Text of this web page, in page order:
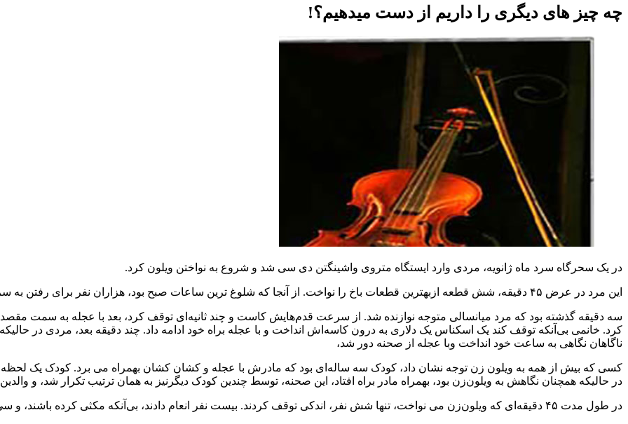
چه چیز های دیگری را داریم از دست میدهیم؟!
در یک سحرگاه سرد ماه ژانویه، مردی وارد ایستگاه متروی واشینگتن دی سی شد و شروع به نواختن ویلون کرد.
این مرد در عرض ۴۵ دقیقه، شش قطعه ازبهترین قطعات باخ را نواخت. از آنجا که شلوغ ترین ساعات صبح بود، هزاران نفر برای رفتن به سر کارهای‌شان به سمت مترو هجوم آورده بودند.
سه دقیقه گذشته بود که مرد میانسالی متوجه نوازنده شد. از سرعت قدم‌هایش کاست و چند ثانیه‌ای توقف کرد، بعد با عجله به سمت مقصد
کرد. خانمی بی‌آنکه توقف کند یک اسکناس یک دلاری به درون کاسه‌اش انداخت و با عجله براه خود ادامه داد. چند دقیقه بعد، مردی در
ناگاهان نگاهی به ساعت خود انداخت وبا عجله از صحنه دور شد،
کسی که بیش از همه به ویلون زن توجه نشان داد، کودک سه ساله‌ای بود که مادرش با عجله و کشان کشان بهمراه می ‌برد. کودک یک لحظه
در حالیکه همچنان نگاهش به ویلون‌زن بود، بهمراه مادر براه افتاد، این صحنه، توسط چندین کودک دیگرنیز به همان ترتیب تکرار شد، و
در طول مدت ۴۵ دقیقه‌ای که ویلون‌زن می نواخت، تنها شش نفر، اندکی توقف کردند. بیست نفر انعام دادند، بی‌آنکه مکثی کرده باشند، و سی و دو دلار عاید ویلون‌زن شد.